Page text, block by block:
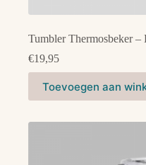
Tumbler Thermosbeker –
€19,95
Toevoegen aan